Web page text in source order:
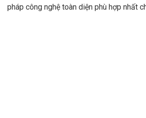
pháp công nghệ toàn diện phù hợp nhất